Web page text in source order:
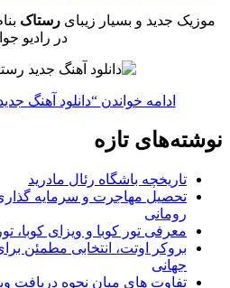
موزیک جدید و بسیار زیبای رستاک
در رادیو
ادامه خواندن “دانلود آهنگ
نوشته‌های تازه
تاریخچه باشگاه رئال مادرید
تحصیل مهاجرت و سرمایه
رومانی
معرفی تور کوبا و ویزای کوبا،
بروکر اوتت، انتخابی مطمئن
جهانی
تفاوت های میان نحوه دریافت